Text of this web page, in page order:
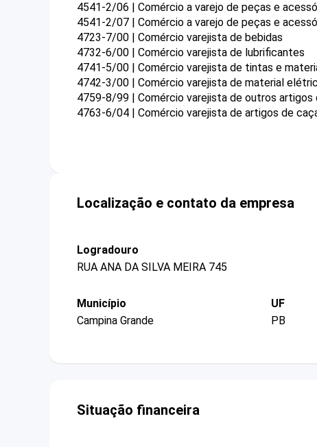
4541-2/06 | Comércio a varejo de peças e
4541-2/07 | Comércio a varejo de peças e
4723-7/00 | Comércio varejista de bebidas
4732-6/00 | Comércio varejista de lubrificantes
4741-5/00 | Comércio varejista de tintas e
4742-3/00 | Comércio varejista de material
4759-8/99 | Comércio varejista de outros
4763-6/04 | Comércio varejista de artigos de
Localização e contato da empresa
Logradouro
RUA ANA DA SILVA MEIRA 745
Município
Campina Grande
UF
PB
Situação financeira